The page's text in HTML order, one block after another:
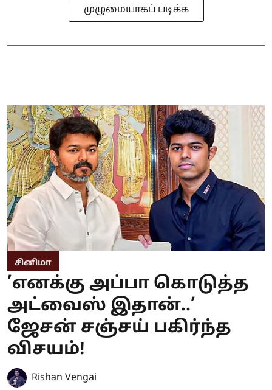
முழுமையாகப் படிக்க
சினிமா
’எனக்கு அப்பா கொடுத்த
அட்வைஸ் இதான்..’
ஜேசன் சஞ்சய் பகிர்ந்த
விசயம்!
Rishan Vengai